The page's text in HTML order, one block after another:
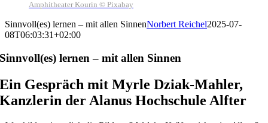
Amphitheater Kourin © Pixabay
Sinnvoll(es) lernen – mit allen SinnenNorbert Reichel2025-07-
08T06:03:31+02:00
Sinnvoll(es) lernen – mit allen Sinnen
Ein Gespräch mit Myrle Dziak-Mahler,
Kanzlerin der Alanus Hochschule Alfter